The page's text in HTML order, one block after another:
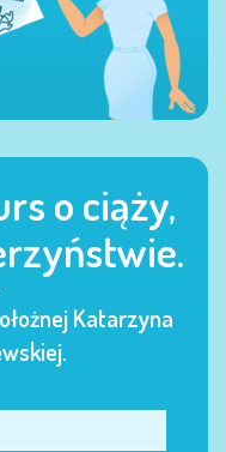
o ciąży,
Katarzyna